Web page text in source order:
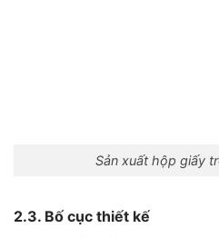
Sản xuất hộp giấy
2.3. Bố cục thiết kế